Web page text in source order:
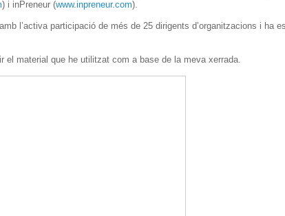
) i inPreneur (www.inpreneur.com).
l’activa participació de més de 25 dirigents d’organitzacions i ha
el material que he utilitzat com a base de la meva xerrada.